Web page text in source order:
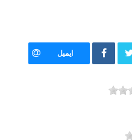
ایمیل